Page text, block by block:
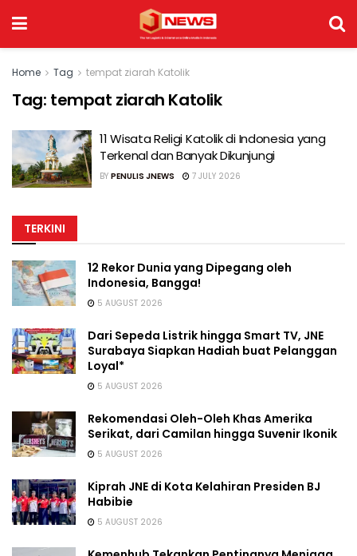
Home Tag tempat ziarah Katolik
Tag: tempat ziarah Katolik
11 Wisata Religi Katolik di Indonesia yang
Terkenal dan Banyak Dikunjungi
BY PENULIS JNEWS 7 JULY 2026
TERKINI
12 Rekor Dunia yang Dipegang oleh
Indonesia, Bangga!
5 AUGUST 2026
Dari Sepeda Listrik hingga Smart TV, JNE
Surabaya Siapkan Hadiah buat Pelanggan
Loyal*
5 AUGUST 2026
Rekomendasi Oleh-Oleh Khas Amerika
Serikat, dari Camilan hingga Suvenir Ikonik
5 AUGUST 2026
Kiprah JNE di Kota Kelahiran Presiden BJ
Habibie
5 AUGUST 2026